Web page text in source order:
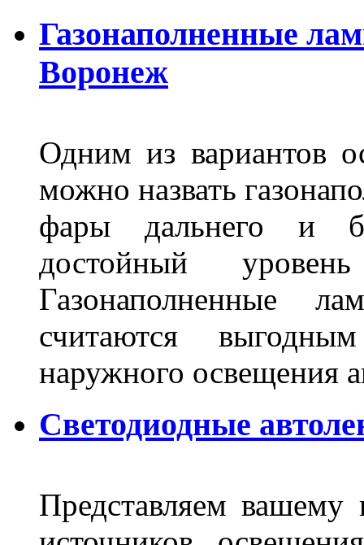
Газонаполненные
Воронеж
Одним из вариантов
можно назвать
фары дальнего и
достойный
Газонаполненные
считаются
наружного освещения
Светодиодные
Представляем